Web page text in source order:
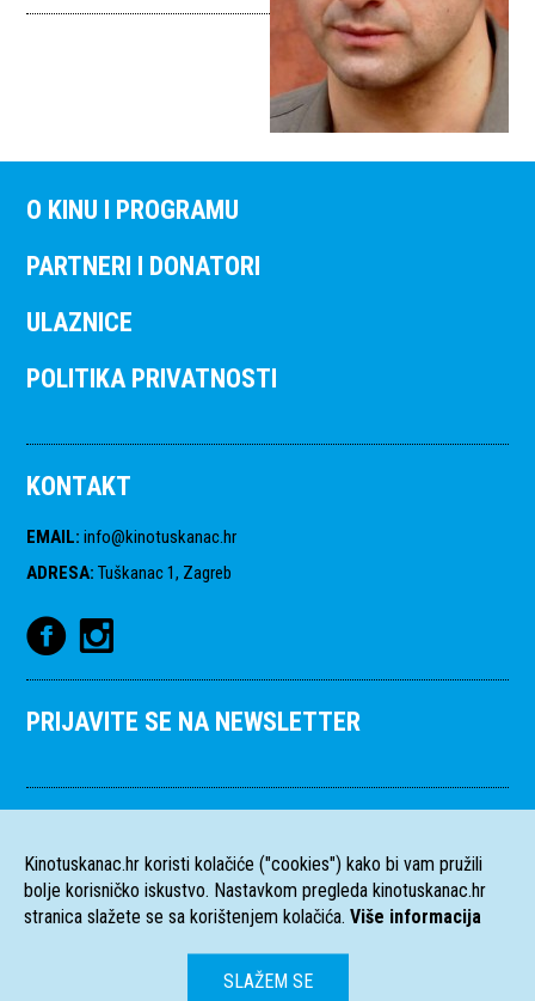
O KINU I PROGRAMU
PARTNERI I DONATORI
ULAZNICE
POLITIKA PRIVATNOSTI
KONTAKT
EMAIL: info@kinotuskanac.hr
ADRESA: Tuškanac 1, Zagreb
PRIJAVITE SE NA NEWSLETTER
Kinotuskanac.hr koristi kolačiće ("cookies") kako bi vam pružili
bolje korisničko iskustvo. Nastavkom pregleda kinotuskanac.hr
stranica slažete se sa korištenjem kolačića. Više informacija
SLAŽEM SE